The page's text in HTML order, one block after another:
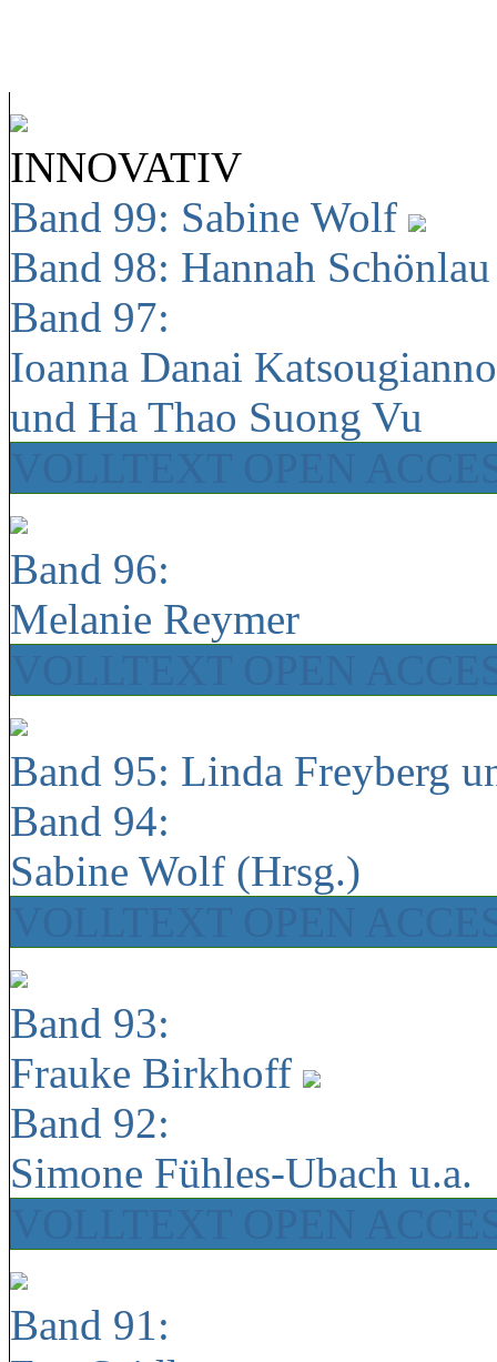
INNOVATIV
Band 99: Sabine Wolf
Band 98: Hannah
Band 97:
Ioanna Danai
und Ha Thao Suong Vu
Band 96:
Melanie Reymer
Band 95: Linda Freyberg
Band 94:
Sabine Wolf (Hrsg.)
Band 93:
Frauke Birkhoff
Band 92:
Simone Fühles-Ubach u.a.
Band 91: